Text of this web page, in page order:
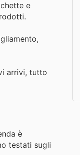
e
arrivi, tutto
è
testati sugli